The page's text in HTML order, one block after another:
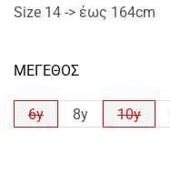
Size 14 -> έως 164cm
ΜΕΓΕΘΟΣ
6y 8y 10y